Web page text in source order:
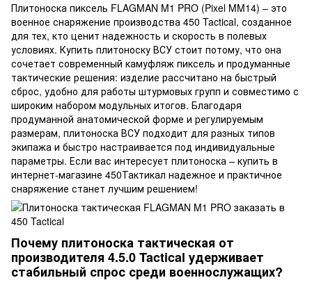
Плитоноска пиксель FLAGMAN M1 PRO (Pixel MM14) – это
военное снаряжение производства 450 Tactical, созданное
для тех, кто ценит надежность и скорость в полевых
условиях. Купить плитоноску ВСУ стоит потому, что она
сочетает современный камуфляж пиксель и продуманные
тактические решения: изделие рассчитано на быстрый
сброс, удобно для работы штурмовых групп и совместимо с
широким набором модульных итогов. Благодаря
продуманной анатомической форме и регулируемым
размерам, плитоноска ВСУ подходит для разных типов
экипажа и быстро настраивается под индивидуальные
параметры. Если вас интересует плитоноска – купить в
интернет-магазине 450Тактикал надежное и практичное
снаряжение станет лучшим решением!
Почему плитоноска тактическая от
производителя 4.5.0 Tactical удерживает
стабильный спрос среди военнослужащих?